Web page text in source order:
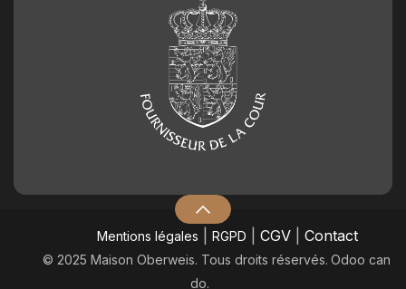
Mentions légales RGPD CGV| Contact
© 2025 Maison Oberweis. Tous droits réservés. ​Odoo can
do.